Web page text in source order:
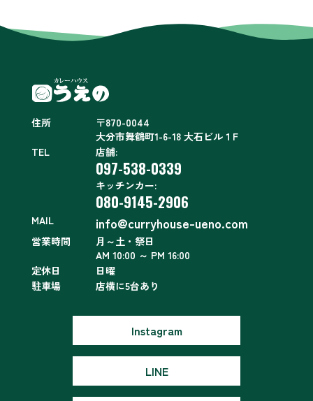
住所
〒870-0044
大分市舞鶴町1-6-18 大石ビル１F
TEL
店舗:
097-538-0339
キッチンカー:
080-9145-2906
MAIL info@curryhouse-ueno.com
営業時間
月～土・祭日
AM 10:00 ～ PM 16:00
定休日
日曜
駐車場
店横に5台あり
Instagram
LINE